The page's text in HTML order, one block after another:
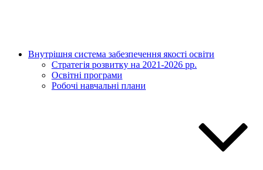
Внутрішня система забезпечення якості освіти
Стратегія розвитку на 2021-2026 рр.
Освітні програми
Робочі навчальні плани